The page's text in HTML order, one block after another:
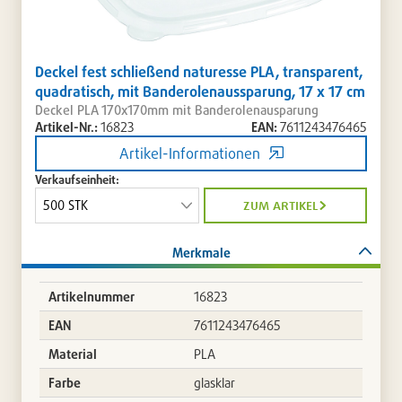
Deckel fest schließend naturesse PLA, transparent,
quadratisch, mit Banderolenaussparung, 17 x 17 cm
Deckel PLA 170x170mm mit Banderolenausparung
Artikel-Nr.:16823 EAN:7611243476465
Artikel-Informationen
Verkaufseinheit:
zum artikel
Merkmale
Artikelnummer
16823
EAN
7611243476465
Material
PLA
Farbe
glasklar